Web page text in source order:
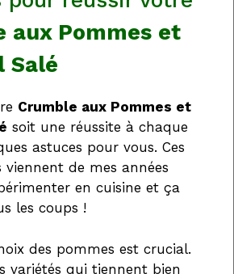
aux Pommes et
Salé
Crumble aux Pommes et
soit une réussite à chaque
astuces pour vous. Ces
viennent de mes années
en cuisine et ça
les coups !
des pommes est crucial.
variétés qui tiennent bien